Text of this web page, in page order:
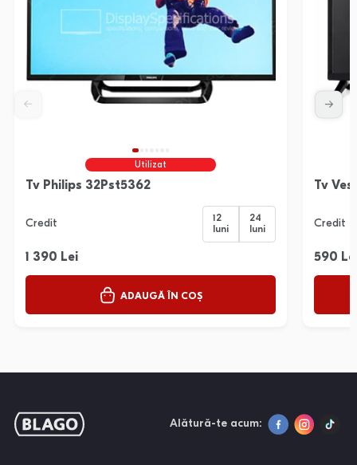
Utilizat
Tv Philips 32Pst5362
Credit
12
luni
24
luni
1 390 Lei
ADAUGĂ ÎN COȘ
Tv
Credit
590
Alătură-te acum: